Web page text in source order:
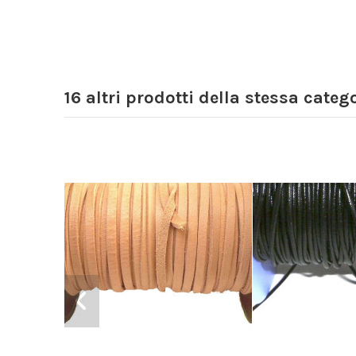
16 altri prodotti della stessa